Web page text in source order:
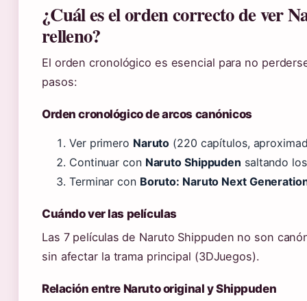
¿Cuál es el orden correcto de ver
relleno?
El orden cronológico es esencial para no
pasos:
Orden cronológico de arcos canónicos
Ver primero Naruto (220 capítulos,
Continuar con Naruto Shippuden saltando
Terminar con Boruto: Naruto Next
Cuándo ver las películas
Las 7 películas de Naruto Shippuden no son
sin afectar la trama principal (3DJuegos).
Relación entre Naruto original y Shippuden